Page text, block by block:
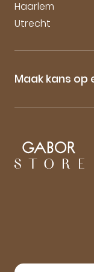
Haarlem
Utrecht
Maak kans
Blijf op de
maak kans op